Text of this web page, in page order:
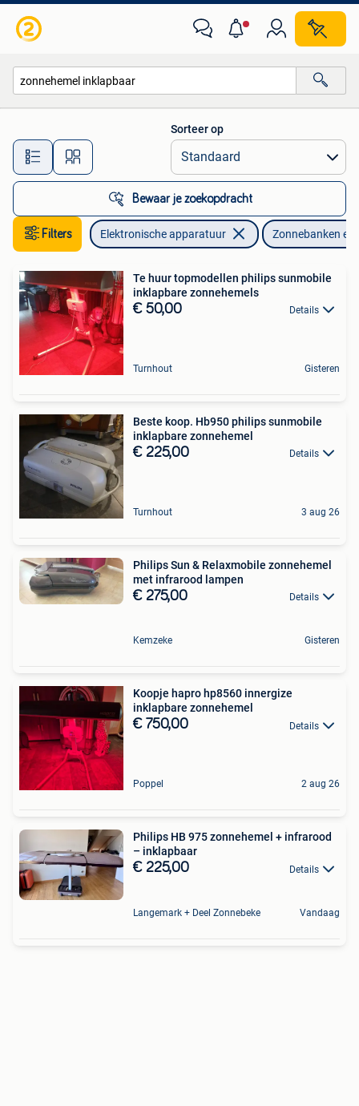
Alle afstanden…
Sorteer op
Bewaar je zoekopdracht
Filters Elektronische apparatuur Zonnebanken
Te huur topmodellen philips sunmobile
inklapbare zonnehemels
€ 50,00 Details
Turnhout Gisteren
Beste koop. Hb950 philips sunmobile
inklapbare zonnehemel
€ 225,00 Details
Turnhout 3 aug 26
Philips Sun & Relaxmobile zonnehemel
met infrarood lampen
€ 275,00 Details
Kemzeke Gisteren
Koopje hapro hp8560 innergize
inklapbare zonnehemel
€ 750,00 Details
Poppel 2 aug 26
Philips HB 975 zonnehemel + infrarood
– inklapbaar
€ 225,00 Details
Langemark + Deel Zonnebeke Vandaag